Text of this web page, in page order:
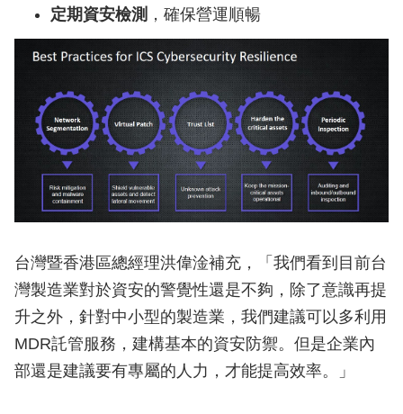
定期資安檢測 ，確保營運順暢
台灣暨香港區總經理洪偉淦補充，「我們看到目前台
灣製造業對於資安的警覺性還是不夠，除了意識再提
升之外，針對中小型的製造業，我們建議可以多利用
MDR託管服務，建構基本的資安防禦。但是企業內
部還是建議要有專屬的人力，才能提高效率。」